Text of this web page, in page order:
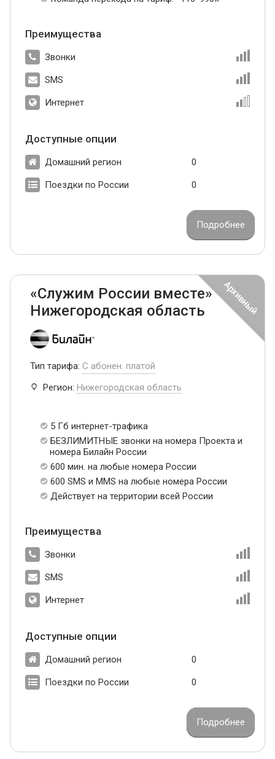
Преимущества
Звонки
SMS
Интернет
Доступные опции
Домашний регион 0
Поездки по России 0
Подробнее
«Служим России вместе»
Нижегородская область
Тип тарифа: С абонен. платой
Регион: Нижегородская область
5 Гб интернет-трафика
БЕЗЛИМИТНЫЕ звонки на номера Проекта и
номера Билайн России
600 мин. на любые номера России
600 SMS и MMS на любые номера России
Действует на территории всей России
Преимущества
Звонки
SMS
Интернет
Доступные опции
Домашний регион 0
Поездки по России 0
Подробнее